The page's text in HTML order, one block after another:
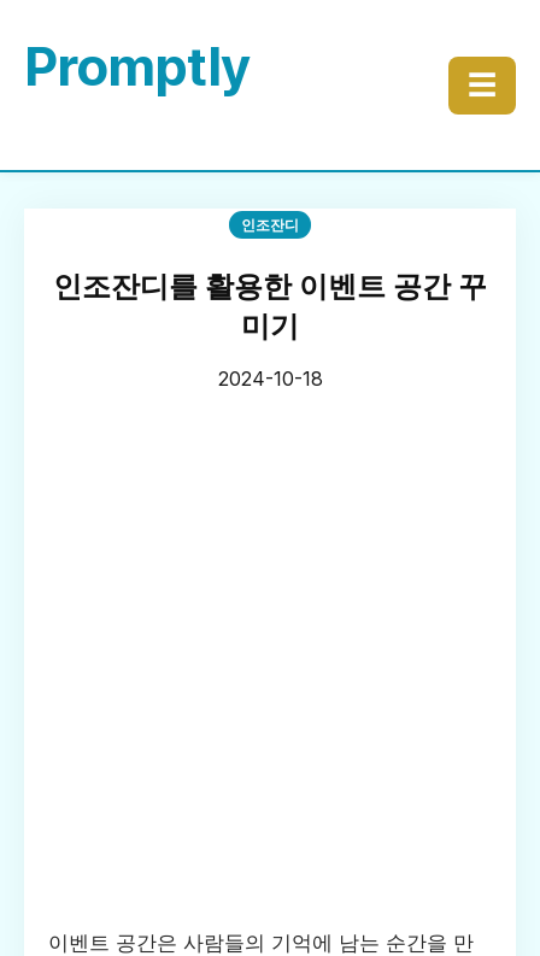
Promptly ☰
인조잔디
인조잔디를 활용한 이벤트 공간 꾸
미기
2024-10-18
이벤트 공간은 사람들의 기억에 남는 순간을 만